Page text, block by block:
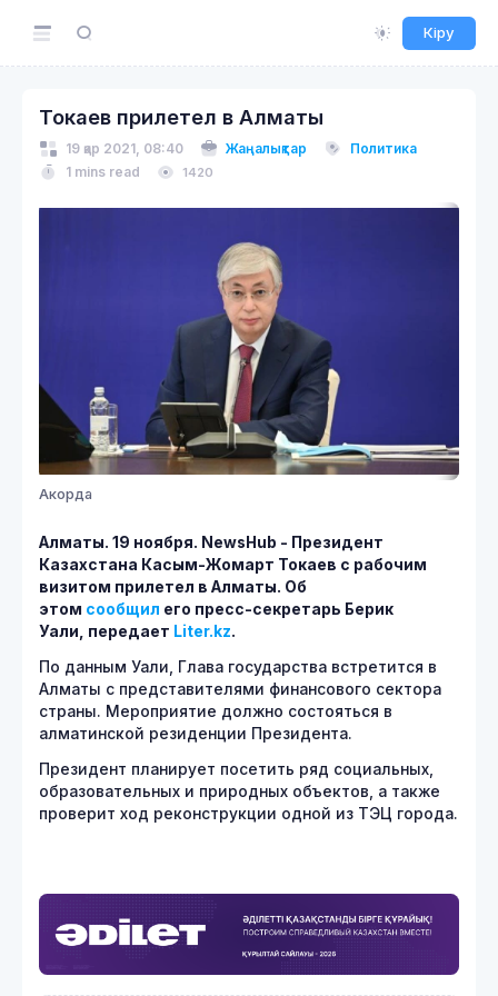
Кіру
Токаев прилетел в Алматы
19 қар 2021, 08:40 Жаңалықтар
Политика
1 mins read
1420
Акорда
Алматы. 19 ноября. NewsHub - Президент
Казахстана Касым-Жомарт Токаев с рабочим
визитом прилетел в Алматы. Об
этом сообщил его пресс-секретарь Берик
Уали, передает Liter.kz.
По данным Уали, Глава государства встретится в
Алматы с представителями финансового сектора
страны. Мероприятие должно состояться в
алматинской резиденции Президента.
Президент планирует посетить ряд социальных,
образовательных и природных объектов, а также
проверит ход реконструкции одной из ТЭЦ города.